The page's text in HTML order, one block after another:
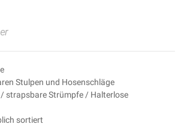
Stulpen und Hosenschläge
/ strapsbare Strümpfe / Halterlose
sortiert